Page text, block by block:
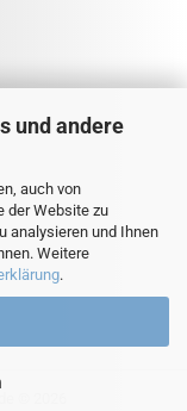
und andere
auch von
der Website zu
analysieren und Ihnen
Weitere
.